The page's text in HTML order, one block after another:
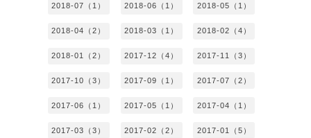
2018-07（1） 2018-06（1） 2018-05（1）
2018-04（2） 2018-03（1） 2018-02（4）
2018-01（2） 2017-12（4） 2017-11（3）
2017-10（3） 2017-09（1） 2017-07（2）
2017-06（1） 2017-05（1） 2017-04（1）
2017-03（3） 2017-02（2） 2017-01（5）